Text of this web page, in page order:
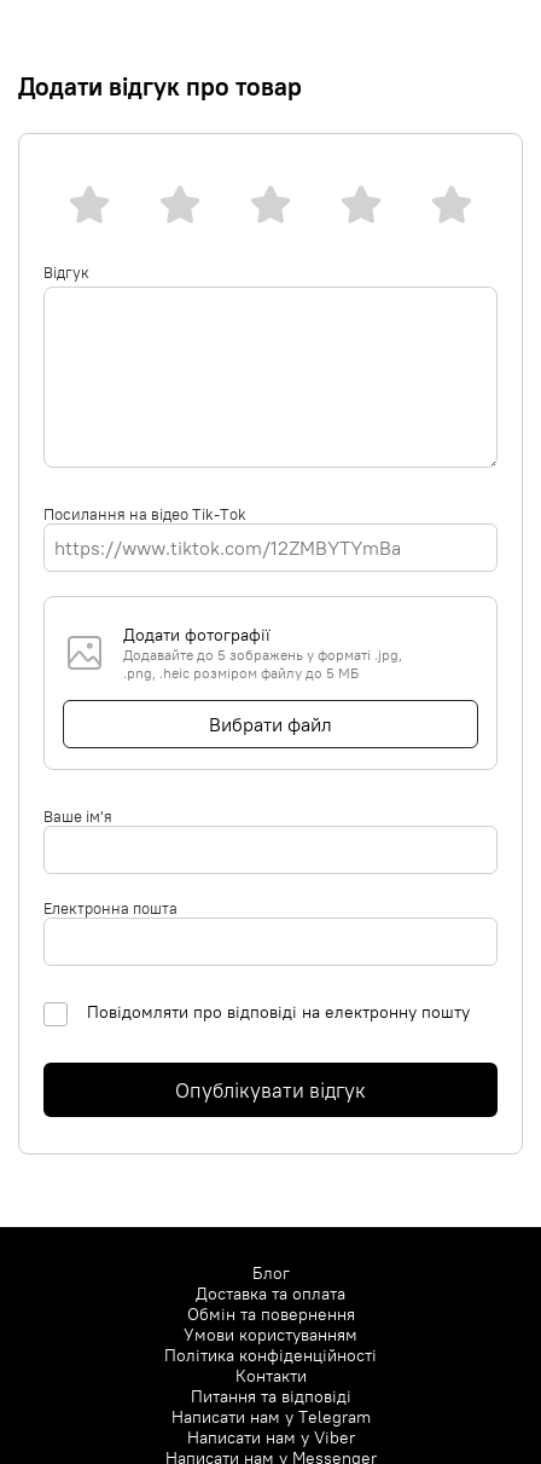
Додати відгук про товар
Відгук
Посилання на відео Tik-Tok
Додати фотографії
Додавайте до 5 зображень у форматі .jpg,
.png, .heic розміром файлу до 5 МБ
Вибрати файл
Ваше ім'я
Електронна пошта
Повідомляти про відповіді на електронну пошту
Опублікувати відгук
Блог
Доставка та оплата
Обмін та повернення
Умови користуванням
Політика конфіденційності
Контакти
Питання та відповіді
Написати нам уTelegram
Написати нам уViber
Написати нам уMessenger